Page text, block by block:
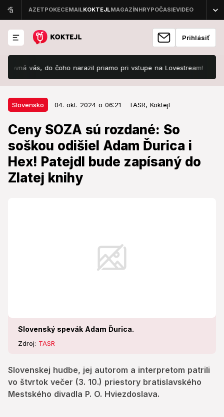
Prihlásiť
do čoho narazil priamo pri vstupe na Lovestream! Šokujúca
Slovensko 04. okt. 2024 o 06:21 TASR, Koktejl
Ceny SOZA sú rozdané: So
soškou odišiel Adam Ďurica i
Hex! Patejdl bude zapísaný do
Zlatej knihy
Slovenský spevák Adam Ďurica.
Zdroj: TASR
Slovenskej hudbe, jej autorom a interpretom patrili
vo štvrtok večer (3. 10.) priestory bratislavského
Mestského divadla P. O. Hviezdoslava.
Slovensko 04. okt. 2024 o 06:21
Ceny SOZA sú rozdané: So soškou
odišiel Adam Ďurica i Hex! Patejdl
bude zapísaný do Zlatej knihy
Slovenskej hudbe, jej autorom a interpretom patrili vo
štvrtok večer (3. 10.) priestory bratislavského